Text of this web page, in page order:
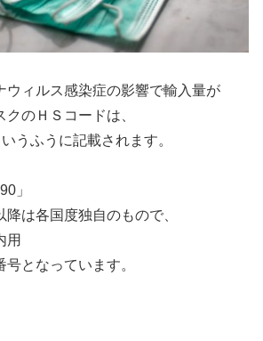
ウィルス感染症の影響で輸入量が
のＨＳコードは、
うふうに記載されます。
」
は各国度独自のもので、
用
となっています。